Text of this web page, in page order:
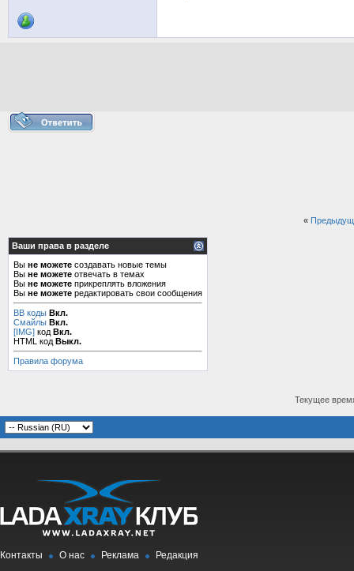
«
Ваши права в разделе
Вы не можете создавать новые темы
Вы не можете отвечать в темах
Вы не можете прикреплять вложения
Вы не можете редактировать свои сообщения
BB коды Вкл.
Смайлы Вкл.
[IMG] код Вкл.
HTML код Выкл.
Правила форума
Текущее
Контакты О нас Реклама Редакция